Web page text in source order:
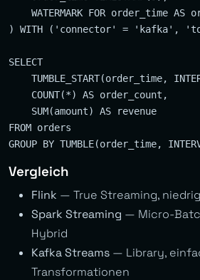
WATERMARK FOR order_time AS
) WITH ('connector' = 'kafka',
SELECT
TUMBLE_START(order_time,
    COUNT(*) AS order_count,
    SUM(amount) AS revenue
FROM orders
Vergleich
Flink — True Streaming,
Spark Streaming — Micro-
Hybrid
Kafka Streams — Library,
Transformationen